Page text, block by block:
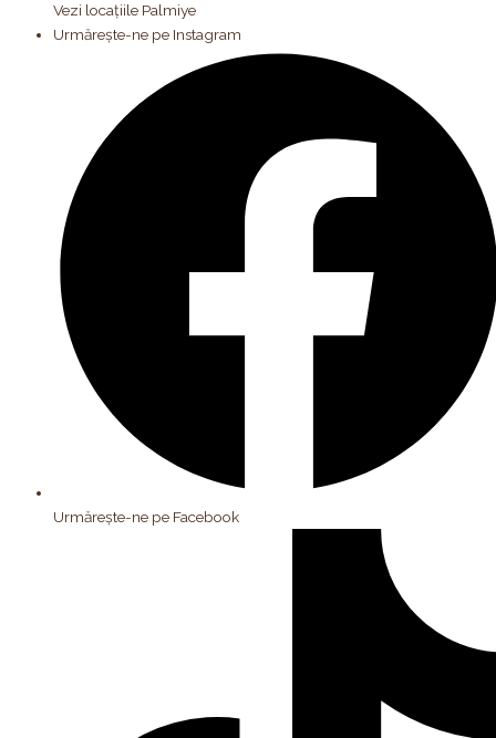
Vezi locațiile Palmiye
Urmărește-ne pe Instagram
Urmărește-ne pe Facebook